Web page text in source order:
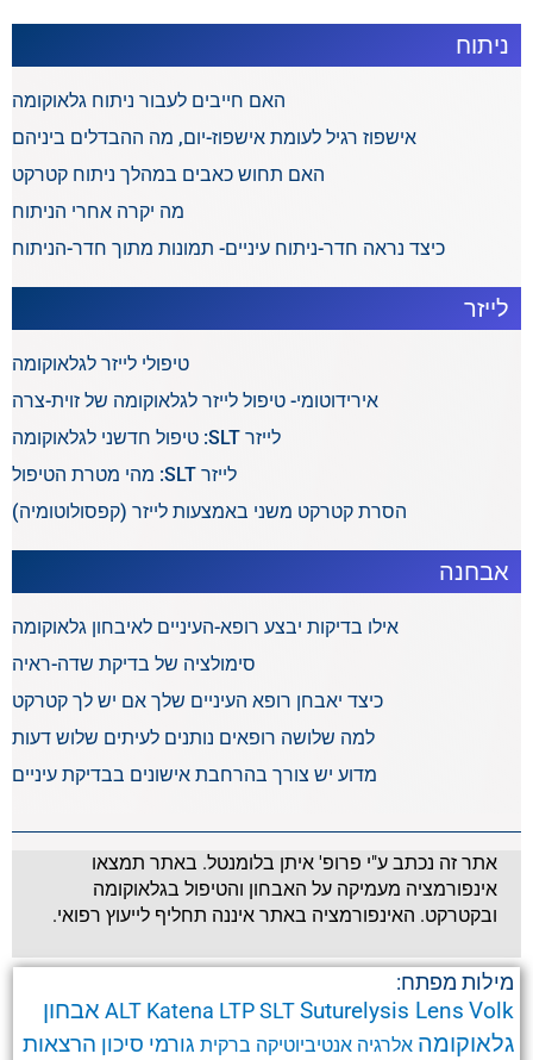
ניתוח
האם חייבים לעבור ניתוח גלאוקומה
אישפוז רגיל לעומת אישפוז-יום, מה ההבדלים ביניהם
האם תחוש כאבים במהלך ניתוח קטרקט
מה יקרה אחרי הניתוח
כיצד נראה חדר-ניתוח עיניים- תמונות מתוך חדר-הניתוח
לייזר
טיפולי לייזר לגלאוקומה
אירידוטומי- טיפול לייזר לגלאוקומה של זוית-צרה
לייזר SLT: טיפול חדשני לגלאוקומה
לייזר SLT: מהי מטרת הטיפול
הסרת קטרקט משני באמצעות לייזר (קפסולוטומיה)
אבחנה
אילו בדיקות יבצע רופא-העיניים לאיבחון גלאוקומה
סימולציה של בדיקת שדה-ראיה
כיצד יאבחן רופא העיניים שלך אם יש לך קטרקט
למה שלושה רופאים נותנים לעיתים שלוש דעות
מדוע יש צורך בהרחבת אישונים בבדיקת עיניים
אתר זה נכתב ע"י פרופ' איתן בלומנטל. באתר תמצאו
אינפורמציה מעמיקה על האבחון והטיפול בגלאוקומה
ובקטרקט. האינפורמציה באתר איננה תחליף לייעוץ רפואי.
מילות מפתח:
ALT Katena LTPSLTSuturelysis Lens Volk
אבחון
גלאוקומה אלרגיה אנטיביוטיקה ברקית גורמי סיכון הרצאות